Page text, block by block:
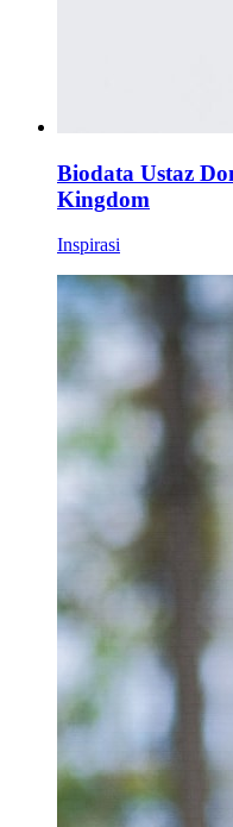
Biodata Ustaz
Kingdom
Inspirasi